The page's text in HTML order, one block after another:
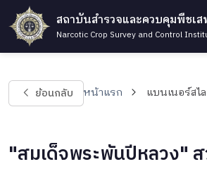
สถาบันสำรวจและควบคุมพืชเ
Narcotic Crop Survey and Control
ย้อนกลับ หน้าแรก แบนเนอร์สไ
"สมเด็จพระพันปีหลวง"